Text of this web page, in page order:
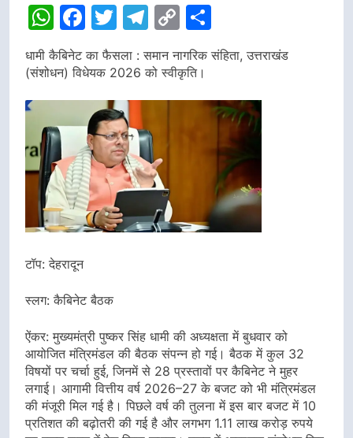
WhatsApp
Facebook
Twitter
Telegram
Copy
Link
धामी कैबिनेट का फैसला : समान नागरिक संहिता, उत्तराखंड
(संशोधन) विधेयक 2026 को स्वीकृति।
टॉप: देहरादून
स्लग: कैबिनेट बैठक
ऐंकर: मुख्यमंत्री पुष्कर सिंह धामी की अध्यक्षता में बुधवार को
आयोजित मंत्रिमंडल की बैठक संपन्न हो गई। बैठक में कुल 32
विषयों पर चर्चा हुई, जिनमें से 28 प्रस्तावों पर कैबिनेट ने मुहर
लगाई। आगामी वित्तीय वर्ष 2026–27 के बजट को भी मंत्रिमंडल
की मंजूरी मिल गई है। पिछले वर्ष की तुलना में इस बार बजट में 10
प्रतिशत की बढ़ोतरी की गई है और लगभग 1.11 लाख करोड़ रुपये